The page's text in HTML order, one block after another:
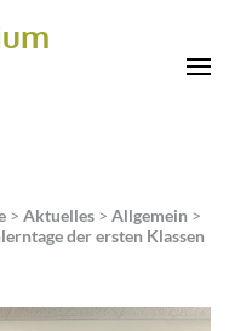
> Aktuelles > Allgemein >
der ersten Klassen